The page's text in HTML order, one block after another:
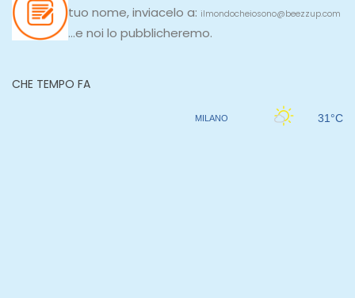
tuo nome, inviacelo a: ilmondocheiosono@beezzup.com
...e noi lo pubblicheremo.
CHE TEMPO FA